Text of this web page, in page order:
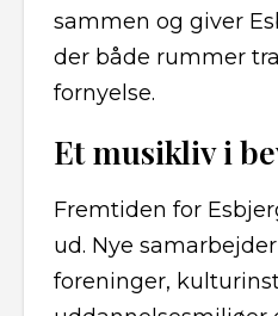
sammen og giver
der både rummer
fornyelse.
Et musikliv i
Fremtiden for
ud. Nye
foreninger,